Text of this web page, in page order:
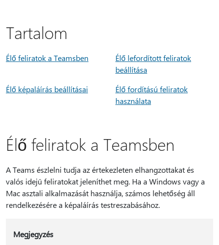
Tartalom
Élő feliratok a Teamsben
Élő lefordított feliratok
beállítása
Élő képaláírás beállításai
Élő fordítású feliratok
használata
Élő feliratok a Teamsben
A Teams észlelni tudja az értekezleten elhangzottakat és
valós idejű feliratokat jeleníthet meg. Ha a Windows vagy a
Mac asztali alkalmazását használja, számos lehetőség áll
rendelkezésére a képaláírás testreszabásához.
Megjegyzés